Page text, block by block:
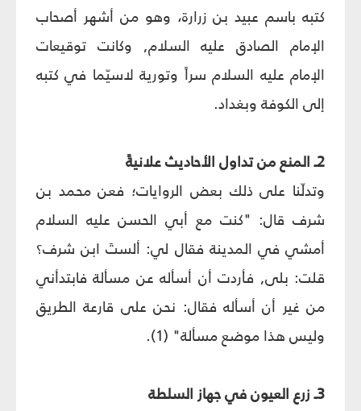
كتبه باسم عبيد بن زرارة، وهو من أشهر أصحاب
الإمام الصادق عليه السلام, وكانت توقيعات
الإمام عليه السلام سراً وتورية لاسيّما في كتبه
إلى الكوفة وبغداد.
2ـ المنع من تداول الأحاديث علانيةً
وتدلّنا على ذلك بعض الروايات؛ فعن محمد بن
شرف قال: "كنت مع أبي الحسن عليه السلام
أمشي في المدينة فقال لي: ألستَ ابن شرف؟
قلت: بلى, فأردت أن أسأله عن مسألة فابتدأني
من غير أن أسأله فقال: نحن على قارعة الطريق
وليس هذا موضع مسألة" (1).
3ـ زرع العيون في جهاز السلطة